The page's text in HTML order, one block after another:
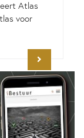
Atlas
voor